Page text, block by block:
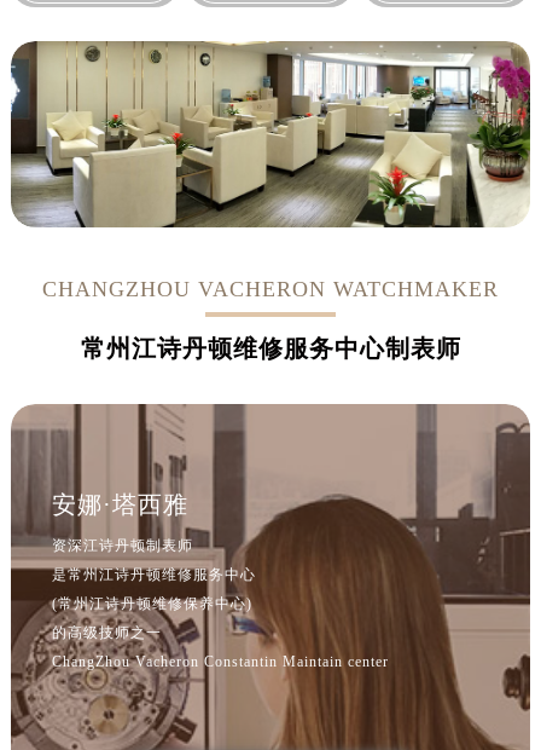
CHANGZHOU VACHERON WATCHMAKER
常州江诗丹顿维修服务中心制表师
安娜·塔西雅
资深江诗丹顿制表师
是常州江诗丹顿维修服务中心
(常州江诗丹顿维修保养中心)
的高级技师之一
ChangZhou Vacheron Constantin Maintain center